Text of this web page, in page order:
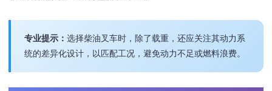
专业提示： 选择柴油叉车时，除了载重，还应关注其动力系
统的差异化设计，以匹配工况，避免动力不足或燃料浪费。